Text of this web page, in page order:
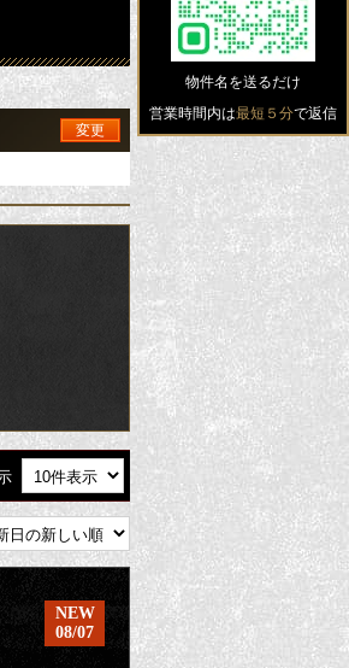
変更
NEW
08/07
物件名を送るだけ
営業時間内は最短５分で返信